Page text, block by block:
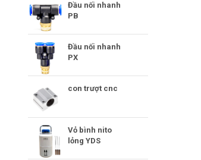
Đầu nối nhanh
PB
Đầu nối nhanh
PX
con trượt cnc
Vỏ bình nito
lỏng YDS